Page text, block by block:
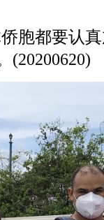
胞都要认
(20200620)